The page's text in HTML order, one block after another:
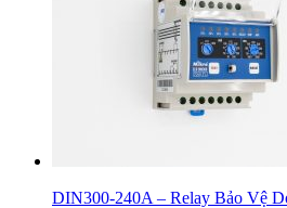
DIN300-240A – Relay Bảo Vệ